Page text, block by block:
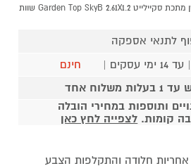
אצלנו, קניות באינטרנט של מחסן מתכת סקיילייט Garden Top SkyB 2.61X1.2 שוות
לתנאי אספקה
| עד 14 ימי עסקים |
חינם
אחד
ותוספות במחירי הובלה
קומות. לצפייה לחץ כאן